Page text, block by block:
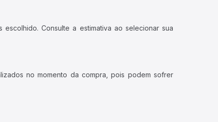
Consulte a estimativa ao selecionar sua
no momento da compra, pois podem sofrer